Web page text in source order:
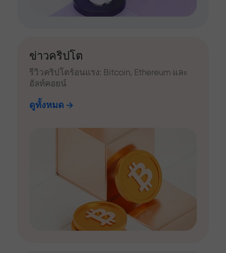
ข่าวคริปโต
รีวิวคริปโตร้อนแรง: Bitcoin, Ethereum และ
อัลท์คอยน์
ดูทั้งหมด